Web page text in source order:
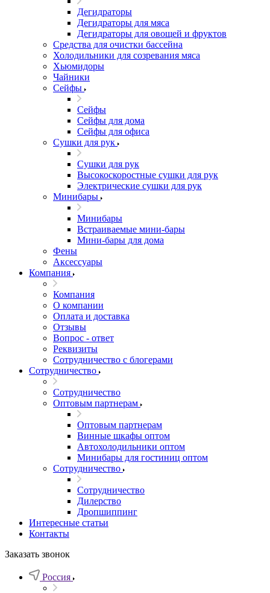
Дегидраторы
Дегидраторы для мяса
Дегидраторы для овощей и фруктов
Средства для очистки бассейна
Холодильники для созревания мяса
Хьюмидоры
Чайники
Сейфы
Сейфы
Сейфы для дома
Сейфы для офиса
Сушки для рук
Сушки для рук
Высокоскоростные сушки для рук
Электрические сушки для рук
Минибары
Минибары
Встраиваемые мини-бары
Мини-бары для дома
Фены
Аксессуары
Компания
Компания
О компании
Оплата и доставка
Отзывы
Вопрос - ответ
Реквизиты
Сотрудничество с блогерами
Сотрудничество
Сотрудничество
Оптовым партнерам
Оптовым партнерам
Винные шкафы оптом
Автохолодильники оптом
Минибары для гостиниц оптом
Сотрудничество
Сотрудничество
Дилерство
Дропшиппинг
Интересные статьи
Контакты
Заказать звонок
Россия